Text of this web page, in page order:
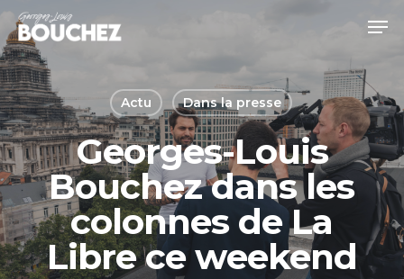
Skip
to
main
content
Actu Dans la presse
Georges-Louis
Bouchez dans les
colonnes de La
Libre ce weekend
Menu